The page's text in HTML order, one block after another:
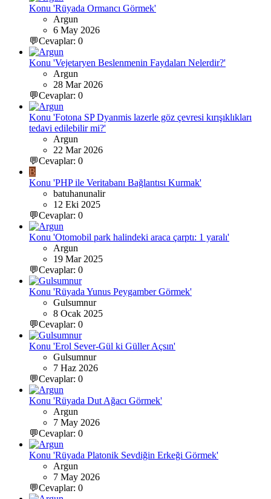
Konu 'Rüyada Ormancı Görmek'
Argun
6 May 2026
💬Cevaplar: 0
Konu 'Vejetaryen Beslenmenin Faydaları Nelerdir?'
Argun
28 Mar 2026
💬Cevaplar: 0
Konu 'Fotona SP Dyanmis lazerle göz çevresi kırışıklıkları
tedavi edilebilir mi?'
Argun
22 Mar 2026
💬Cevaplar: 0
B
Konu 'PHP ile Veritabanı Bağlantısı Kurmak'
batuhanunalir
12 Eki 2025
💬Cevaplar: 0
Konu 'Otomobil park halindeki araca çarptı: 1 yaralı'
Argun
19 Mar 2025
💬Cevaplar: 0
Konu 'Rüyada Yunus Peygamber Görmek'
Gulsumnur
8 Ocak 2025
💬Cevaplar: 0
Konu 'Erol Sever-Gül ki Güller Açsın'
Gulsumnur
7 Haz 2026
💬Cevaplar: 0
Konu 'Rüyada Dut Ağacı Görmek'
Argun
7 May 2026
💬Cevaplar: 0
Konu 'Rüyada Platonik Sevdiğin Erkeği Görmek'
Argun
7 May 2026
💬Cevaplar: 0